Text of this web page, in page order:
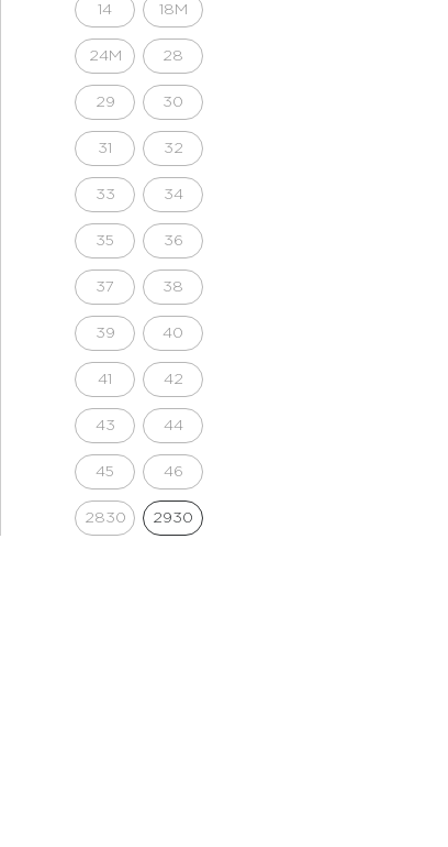
14 18M
24M 28
29 30
31 32
33 34
35 36
37 38
39 40
41 42
43 44
45 46
2830 2930